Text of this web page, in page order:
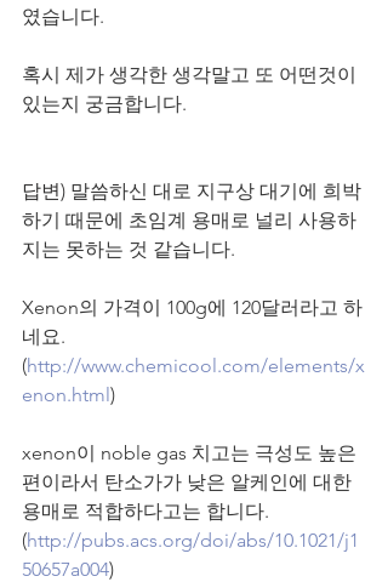
였습니다.
혹시 제가 생각한 생각말고 또 어떤것이
있는지 궁금합니다.
답변) 말씀하신 대로 지구상 대기에 희박
하기 때문에 초임계 용매로 널리 사용하
지는 못하는 것 같습니다.
Xenon의 가격이 100g에 120달러라고 하
네요.
(http://www.chemicool.com/elements/x
enon.html)
xenon이 noble gas 치고는 극성도 높은
편이라서 탄소가가 낮은 알케인에 대한
용매로 적합하다고는 합니다.
(http://pubs.acs.org/doi/abs/10.1021/j1
50657a004)